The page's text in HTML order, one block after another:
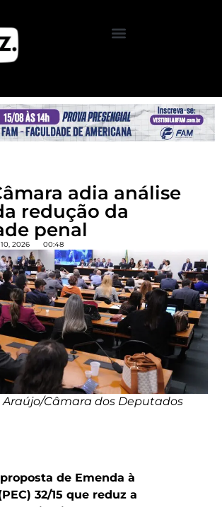
adia análise
redução da
penal
2026 00:48
Câmara dos Deputados
de Emenda à
32/15 que reduz a